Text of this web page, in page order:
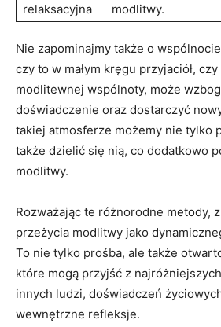
relaksacyjna
modlitwy.
Nie zapominajmy także⁤ o
czy to w małym kręgu przyjaciół,
⁢modlitewnej wspólnoty, może
doświadczenie⁣ oraz dostarczyć
takiej atmosferze możemy nie⁣ tylko
także dzielić się nią, co dodatkowo
modlitwy.
Rozważając te różnorodne metody,
przeżycia modlitwy jako
To nie tylko prośba, ale także
które mogą ‌przyjść ⁢z
innych ​ludzi, doświadczeń
wewnętrzne refleksje.